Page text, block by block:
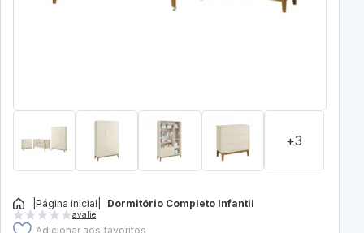
+3
Página inicial Dormitório Completo Infantil
avalie
Adicionar aos favoritos